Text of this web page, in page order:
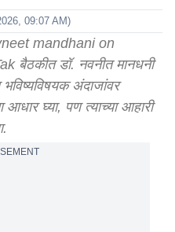
09:07 AM)
mandhani on
बैठकीत डॉ. नवनीत मानधनी
अंदाजांवर
घ्या, पण त्याच्या आहारी